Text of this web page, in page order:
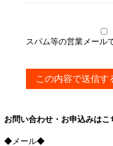
スパム等の営業メール
お問い合わせ・お申込みはこ
◆メール◆